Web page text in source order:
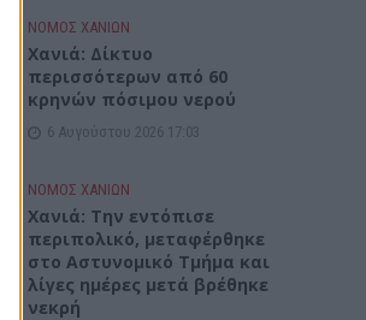
ΝΟΜΌΣ ΧΑΝΊΩΝ
Xανιά: Δίκτυο
περισσότερων από 60
κρηνών πόσιμου νερού
6 Αυγούστου 2026 17:03
ΝΟΜΌΣ ΧΑΝΊΩΝ
Χανιά: Την εντόπισε
περιπολικό, μεταφέρθηκε
στο Αστυνομικό Τμήμα και
λίγες ημέρες μετά βρέθηκε
νεκρή